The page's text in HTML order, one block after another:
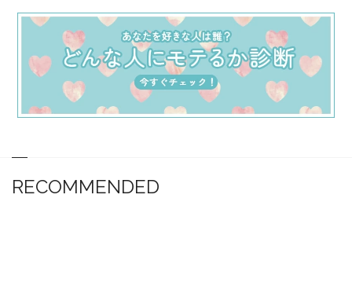
RECOMMENDED